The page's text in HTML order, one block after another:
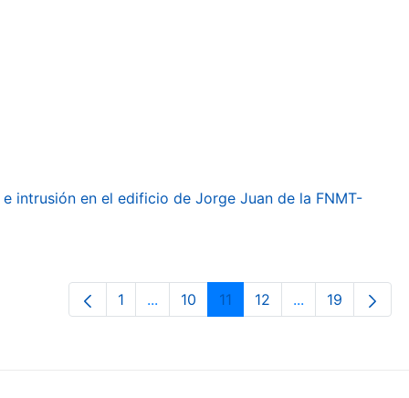
intrusión en el edificio de Jorge Juan de la FNMT-
Páxina
1 ...Páxinas intermedias Use pestaña
Páxina
10 Páxina
11 Páxina
12 ...PáxinasPáxina
19